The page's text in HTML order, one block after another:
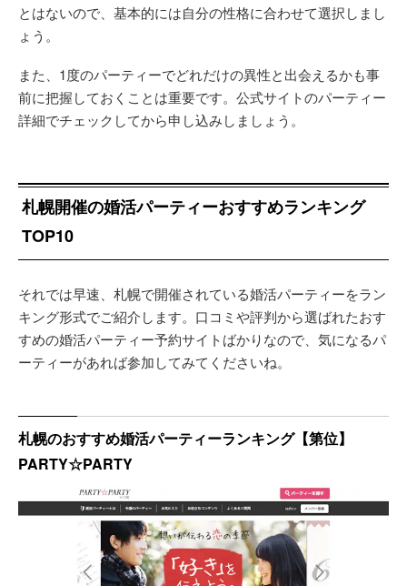
とはないので、基本的には自分の性格に合わせて選択しまし
ょう。
また、1度のパーティーでどれだけの異性と出会えるかも事
前に把握しておくことは重要です。公式サイトのパーティー
詳細でチェックしてから申し込みしましょう。
札幌開催の婚活パーティーおすすめランキング
TOP10
それでは早速、札幌で開催されている婚活パーティーをラン
キング形式でご紹介します。口コミや評判から選ばれたおす
すめの婚活パーティー予約サイトばかりなので、気になるパ
ーティーがあれば参加してみてくださいね。
札幌のおすすめ婚活パーティーランキング【第位】
PARTY☆PARTY